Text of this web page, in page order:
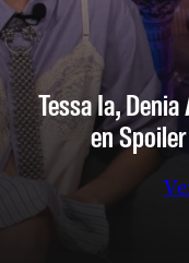
Tessa Ia,
en